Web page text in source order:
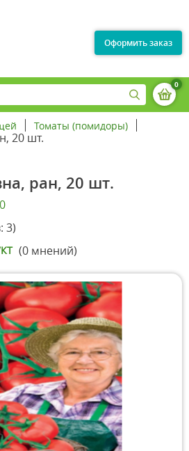
Оформить заказ
0
Томаты (помидоры)
20 шт.
ран, 20 шт.
3)
(0 мнений)